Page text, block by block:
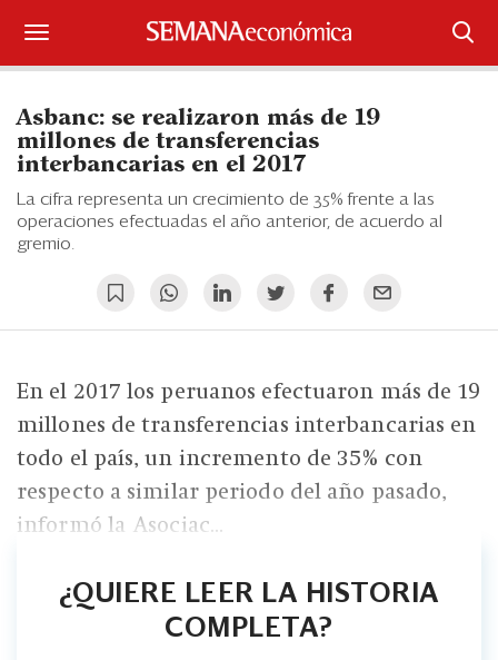
Iniciar sesión
¿Qué está pasando?
Sectores y Empresas
Economía y Finanzas
Legal y Política
Eventos
Ranking CEO
Asbanc: se realizaron más de 19
millones de transferencias
interbancarias en el 2017
La cifra representa un crecimiento de 35% frente a las
operaciones efectuadas el año anterior, de acuerdo al
gremio.
En el 2017 los peruanos efectuaron más de 19
millones de transferencias interbancarias en
todo el país, un incremento de 35% con
respecto a similar periodo del año pasado,
informó la Asociac...
¿QUIERE LEER LA HISTORIA
COMPLETA?